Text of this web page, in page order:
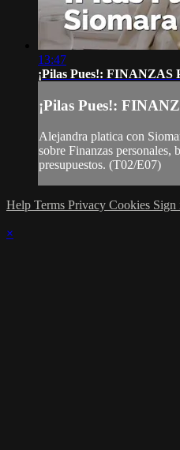
13:47
¡Pilas Pues!: FINANZAS
¡Pilas Pues!:
Alejandra platica con
sobre Finanzas personales,
presupuestos. (T02/E07)
Help Terms Privacy Cookies Sign
×